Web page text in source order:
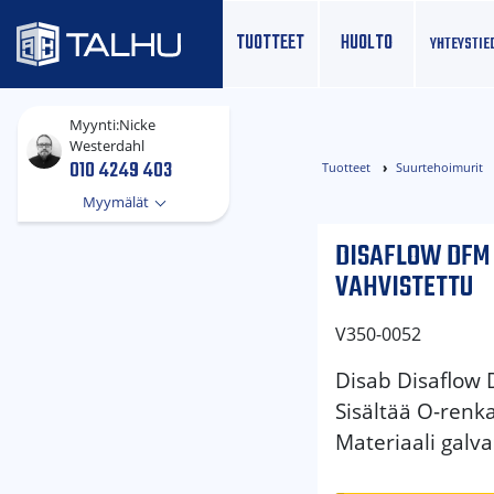
TUOTTEET HUOLTO
Myynti:Nicke
Westerdahl
010 4249 403
Myymälät
Tuotteet Suurtehoimurit
DISAFLOW
VAHVISTETTU
V350-0052
Disab Disaflow
Sisältää O-
Materiaali